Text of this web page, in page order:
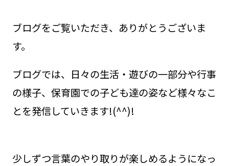
ブログをご覧いただき、ありがとうございま
す。
ブログでは、日々の生活・遊びの一部分や行事
の様子、保育園での子ども達の姿など様々なこ
とを発信していきます!(^^)!
少しずつ言葉のやり取りが楽しめるようになっ